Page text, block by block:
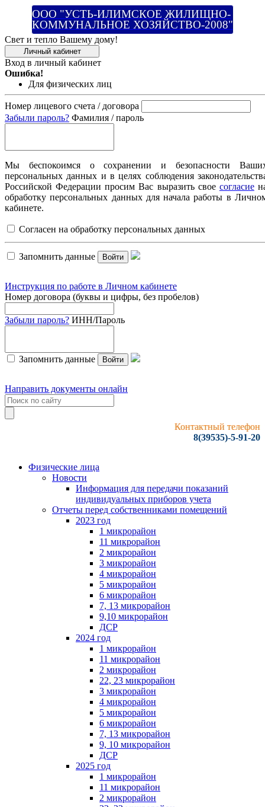
ООО "УСТЬ-ИЛИМСКОЕ ЖИЛИЩНО-
КОММУНАЛЬНОЕ ХОЗЯЙСТВО-2008"
Свет и тепло Вашему дому!
Личный кабинет
Вход в личный кабинет
Ошибка!
Для физических лиц
Номер лицевого счета / договора
Забыли пароль? Фамилия / пароль
Мы беспокоимся о сохранении и безопасности
персональных данных и в целях соблюдения
Российской Федерации просим Вас выразить свое согласие
обработку персональных данных для начала работы в
кабинете.
Согласен на обработку персональных данных
Запомнить данные Войти
Инструкция по работе в Личном кабинете
Номер договора (буквы и цифры, без пробелов)
Забыли пароль? ИНН/Пароль
Запомнить данные Войти
Направить документы онлайн
Контактный телефон
8(39535)-5-91-20
Физические лица
Новости
Информация для передачи показаний
индивидуальных приборов учета
Отчеты перед собственниками помещений
2023 год
1 микрорайон
11 микрорайон
2 микрорайон
3 микрорайон
4 микрорайон
5 микрорайон
6 микрорайон
7, 13 микрорайон
9,10 микрорайон
ДСР
2024 год
1 микрорайон
11 микрорайон
2 микрорайон
22, 23 микрорайон
3 микрорайон
4 микрорайон
5 микрорайон
6 микрорайон
7, 13 микрорайон
9, 10 микрорайон
ДСР
2025 год
1 микрорайон
11 микрорайон
2 микрорайон